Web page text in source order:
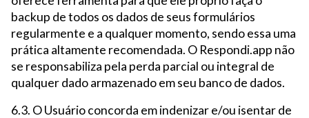
backup de todos os dados de seus formulários
regularmente e a qualquer momento, sendo essa uma
prática altamente recomendada. O Respondi.app não
se responsabiliza pela perda parcial ou integral de
qualquer dado armazenado em seu banco de dados.
6.3. O Usuário concorda em indenizar e/ou isentar de